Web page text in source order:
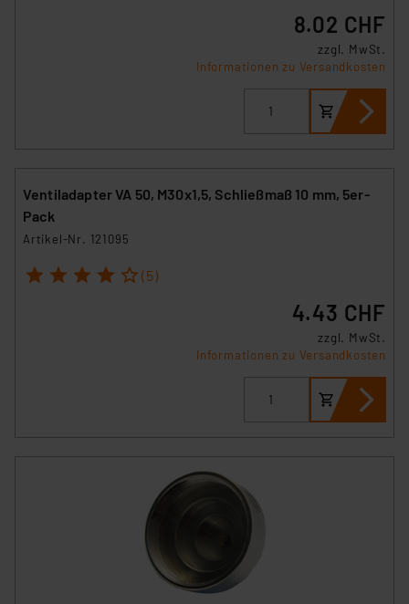
8.02 CHF
zzgl. MwSt.
Informationen zu Versandkosten
Ventiladapter VA 50, M30x1,5, Schließmaß 10 mm, 5er-
Pack
Artikel-Nr. 121095
1 2 3 4 5 (5)
4.43 CHF
zzgl. MwSt.
Informationen zu Versandkosten